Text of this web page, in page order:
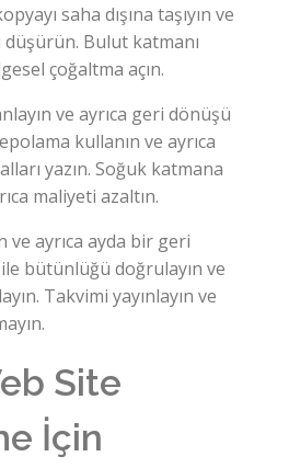
saha dışına taşıyın ve
Bulut katmanı
çoğaltma açın.
ve ayrıca geri dönüşü
kullanın ve ayrıca
yazın. Soğuk katmana
maliyeti azaltın.
ve ayrıca ayda bir geri
bütünlüğü doğrulayın ve
Takvimi yayınlayın ve
Site
İçin